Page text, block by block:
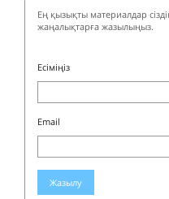
Ең қызықты материалдар
жаңалықтарға жазылыңыз.
Есіміңіз
Email
Жазылу